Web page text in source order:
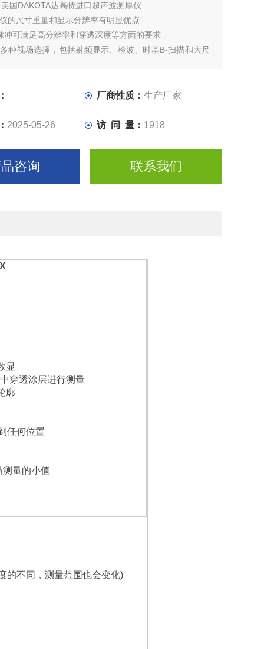
美国DAKOTA达高特进口超声波测厚仪
的尺寸重量和显示分辨率有明显优点
冲可满足高分辨率和穿透深度等方面的要求
种视场选择，包括射频显示、检波、时基B-扫描和大尺
层进行测量
厂商性质：生产厂家
2025-05-26 访 问 量： 1918
咨询 联系我们
显
穿透涂层进行测量
廓
任何位置
量的小值
的不同，测量范围也会变化)